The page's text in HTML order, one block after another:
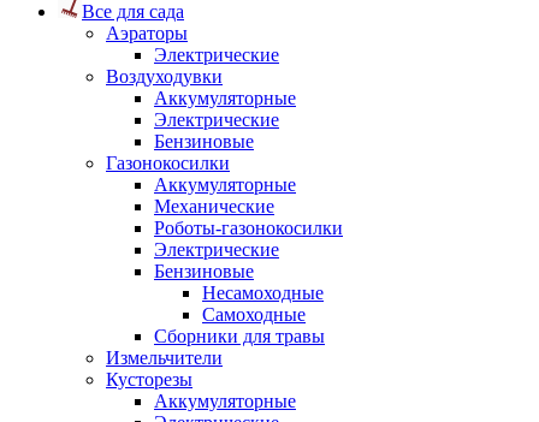
Все для сада
Аэраторы
Электрические
Воздуходувки
Аккумуляторные
Электрические
Бензиновые
Газонокосилки
Аккумуляторные
Механические
Роботы-газонокосилки
Электрические
Бензиновые
Несамоходные
Самоходные
Сборники для травы
Измельчители
Кусторезы
Аккумуляторные